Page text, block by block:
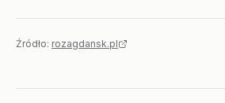
Źródło: rozagdansk.pl